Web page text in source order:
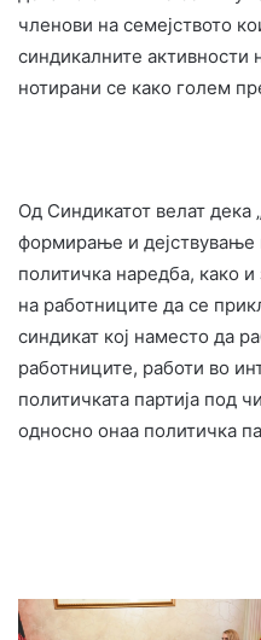
членови на семејството
синдикалните
нотирани се како голем
Од Синдикатот велат дека
формирање и дејствување
политичка наредба, како
на работниците да се
синдикат кој наместо да
работниците, работи во
политичката партија под
односно онаа политичка